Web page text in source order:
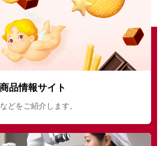
商品情報サイト
どをご紹介します。